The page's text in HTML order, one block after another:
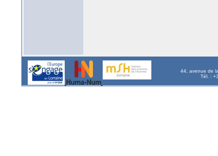
44, avenue de
Tél. :